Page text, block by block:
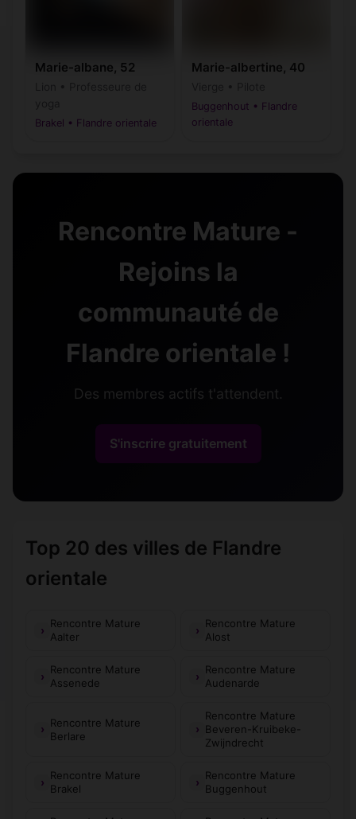
Marie-albane, 52
Brakel • Flandre orientale
Marie-albertine, 40
Buggenhout • Flandre
orientale
Rencontre Mature -
Rejoins la
communauté de
Flandre orientale !
Des membres actifs t'attendent.
S'inscrire gratuitement
Top 20 des villes de Flandre
orientale
Rencontre Mature
Aalter
Rencontre Mature
Alost
Rencontre Mature
Assenede
Rencontre Mature
Audenarde
Rencontre Mature
Berlare
Rencontre Mature
Beveren-Kruibeke-
Zwijndrecht
Rencontre Mature
Brakel
Rencontre Mature
Buggenhout